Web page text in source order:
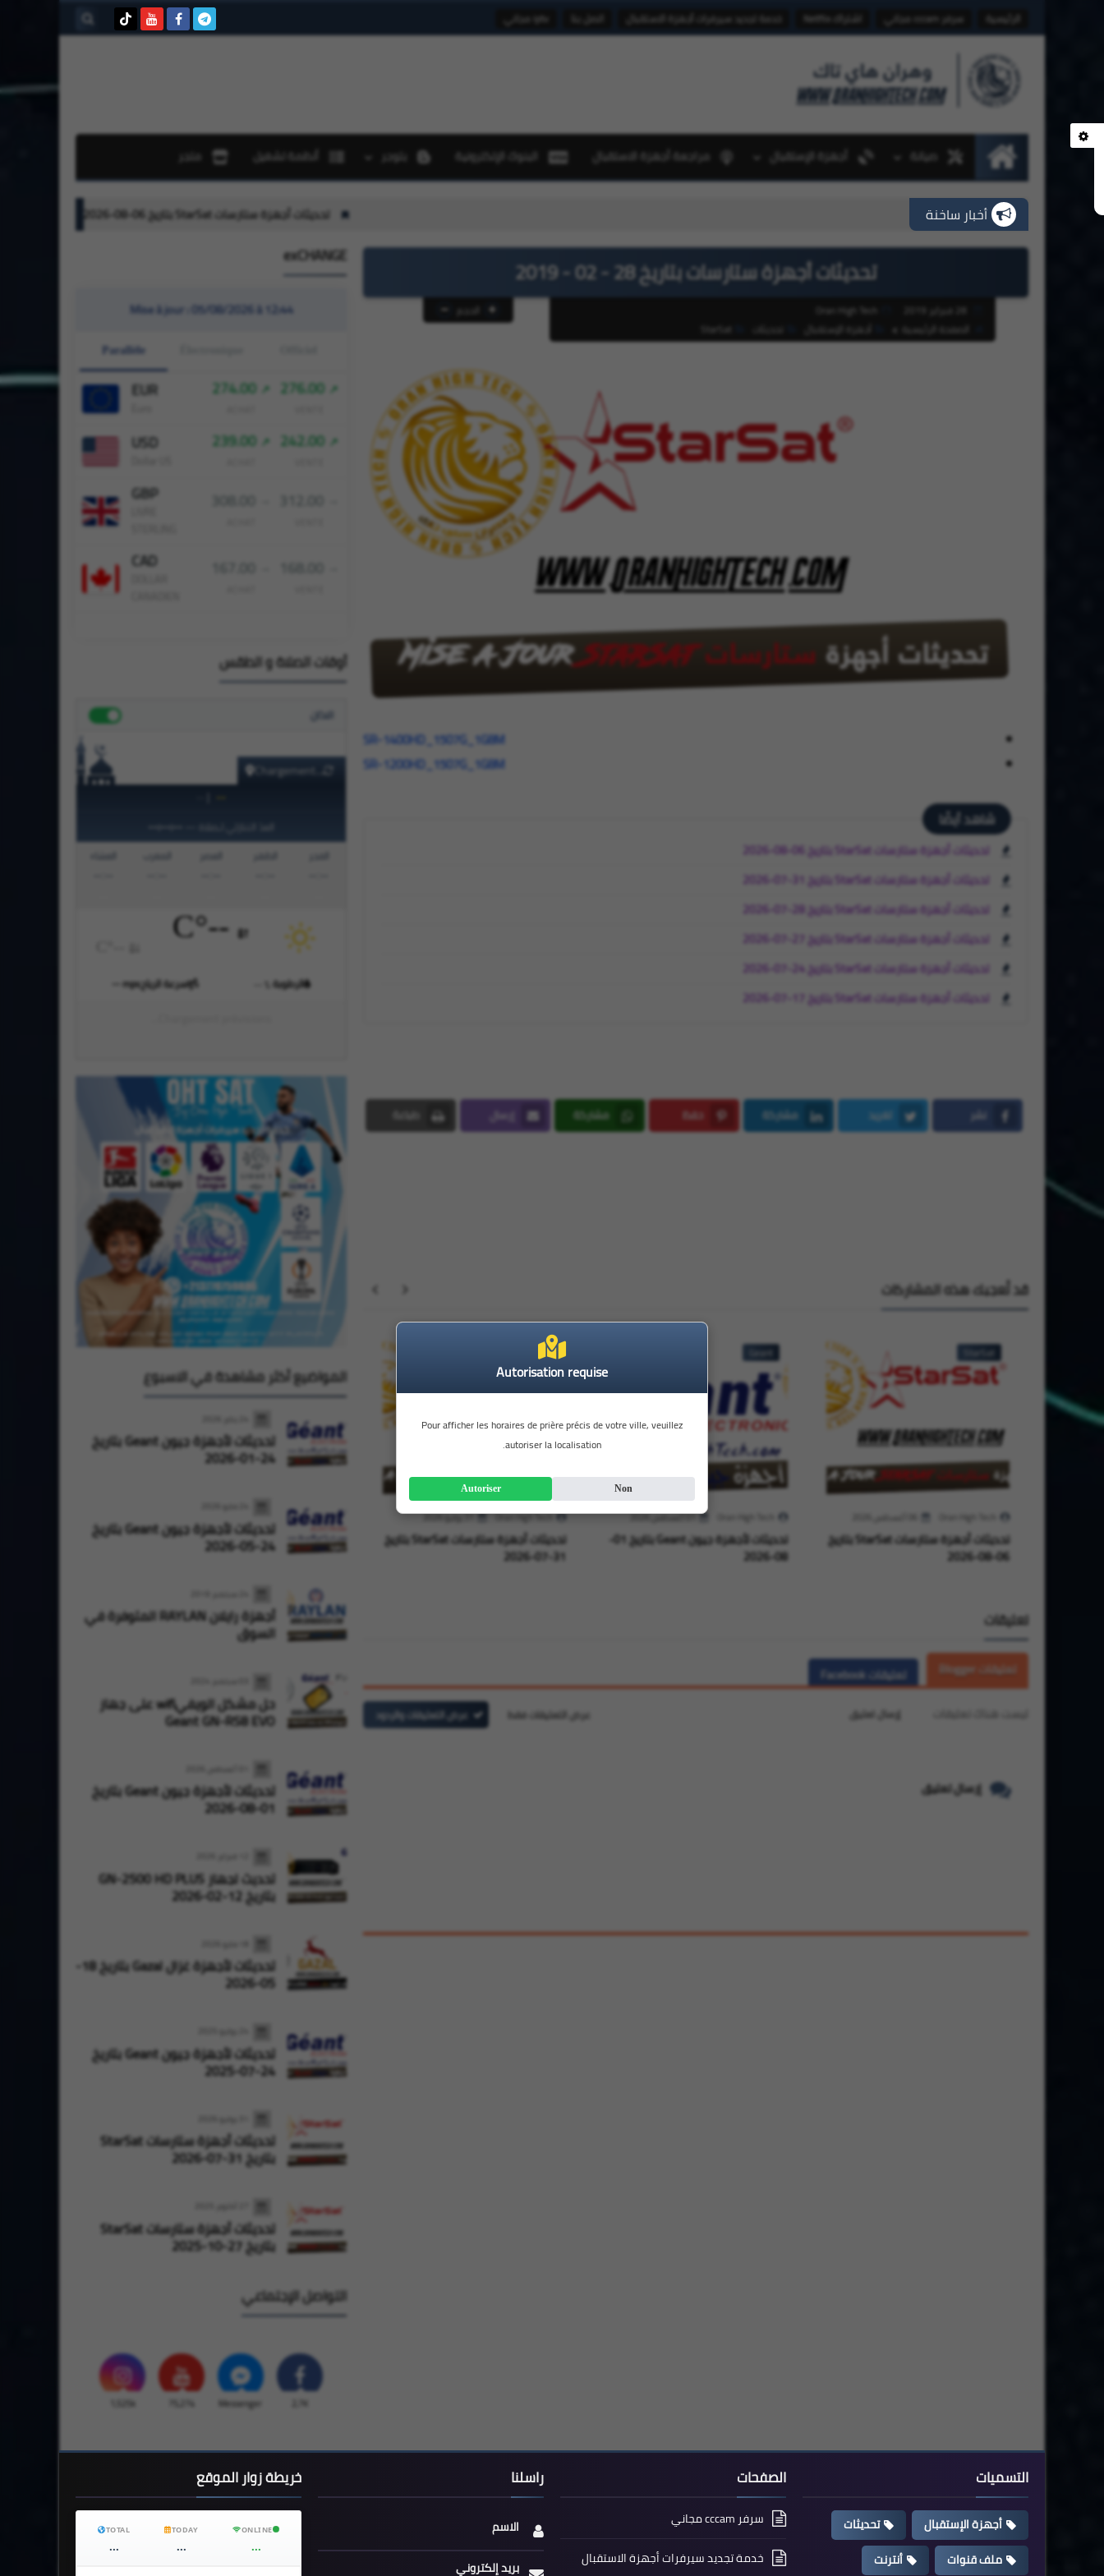
الرئيسية سرفر cccam مجاني اشتراك Netflix خدمة تجديد سيرفرات أجهزة الاستقبال اتصل بنا iptv مجاني
الرئيسيةصيانة أجهزة الإستقبال مراجعة أجهزة الاستقبال البنوك الإلكترونية بلوجر أنظمة تشغيل متجر
أخبار ساخنة تحديثات أجهزة ستارسات StarSat بتاريخ 06-08-2026 تحديثات لأجهزة جيون Geant بتاريخ 01-08-2026
تحديثات أجهزة ستارسات بتاريخ 28 - 02 - 2019
Oran High Tech
الصفحة الرئيسية
أجهزة الإستقبال StarSat
الحجم
SR-1400HD_1507G_1G8M
SR-1200HD_1507G_1G8M
شاهد أيضًا
تحديثات أجهزة ستارسات StarSat بتاريخ 06-08-2026
تحديثات أجهزة ستارسات StarSat بتاريخ 31-07-2026
تحديثات أجهزة ستارسات StarSat بتاريخ 28-07-2026
تحديثات أجهزة ستارسات StarSat بتاريخ 27-07-2026
تحديثات أجهزة ستارسات StarSat بتاريخ 24-07-2026
تحديثات أجهزة ستارسات StarSat بتاريخ 17-07-2026
نشر
Facebook
تغريد
Twitter
مشاركة
LinkedIn
حفظ
Pinterest
مشاركة
Whatsapp
إرسال
Email
طباعة
Print
قد تُعجبك هذه المشاركات
StarSat
Oran High Tech
تحديثات أجهزة ستارسات StarSat بتاريخ
06-08-2026
Geant
Oran High Tech 01 أغسطس 2026
تحديثات لأجهزة جيون Geant بتاريخ 01-
08-2026
StarSat
Oran High Tech 31 يوليو 2026
تحديثات أجهزة ستارسات StarSat بتاريخ
31-07-2026
StarSat
Oran High Tech
تحديثات أجهزة ستارسات StarSat بتاريخ
28-07-2026
StarSat
تعليقات
تعليقات Blogger
تعليقات Facebook
ليست هناك تعليقات
إرسال تعليق عرض التعليقات فقط عرض التعليقات والردود
إرسال تعليق
exCHANGE
Mise à jour : 05/08/2026 à 12:44
Parallèle
EUR 274.00 276.00
USD 239.00 242.00
GBP 308.00 312.00
CAD 167.00 168.00
أوقات الصلاة و الطقس
Autorisation requise
Pour afficher les horaires de prière précis de votre ville, veuillez
autoriser la localisation.
Non
Autoriser
الاذان
Chargement...
العدّ التنازلي لـصلاة
الفجر الظهر العصر المغرب العشاء
--
°C
الرطوبة % سرعة الرياحmps
المواضيع أكثر مشاهدة في الاسبوع
تحديثات لأجهزة جيون Geant بتاريخ
24-01-2026
تحديثات لأجهزة جيون Geant بتاريخ
24-05-2026
أجهزة رايلان RAYLAN المتوفرة في
السوق
حل مشكل الويفيwifi على جهاز
Geant GN-RS8 EVO
تحديثات لأجهزة جيون Geant بتاريخ
01-08-2026
تحديث لجهاز GN-2500 HD PLUS
بتاريخ 12-02-2026
05-2026
تحديثات لأجهزة جيون Geant بتاريخ
24-07-2025
تحديثات أجهزة ستارسات StarSat
بتاريخ 31-07-2026
تحديثات أجهزة ستارسات StarSat
بتاريخ 27-10-2025
التواصل الإجتماعي
2,7K
Messenger
75,274
1,525k
التسميات
أجهزة الإستقبال
تحديثات
ملف قنوات
أنترنت
الصفحات
سرفر cccam مجاني
خدمة تجديد سيرفرات أجهزة الاستقبال
راسلنا
الاسم
بريد إلكتروني
خريطة زوار الموقع
TOTAL
...
TODAY
...
ONLINE
...